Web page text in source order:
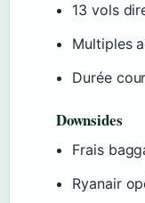
13 vols
Multiples
Durée
Downsides
Frais
Ryanair